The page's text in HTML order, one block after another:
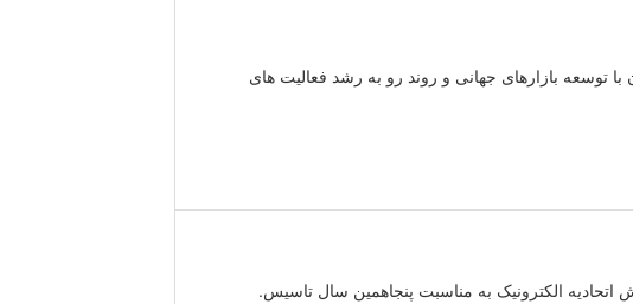
توسعه بازارهای جهانی و روند رو به رشد فعالیت های
الکترونیک به مناسبت پنجاهمین سال تاسیس.